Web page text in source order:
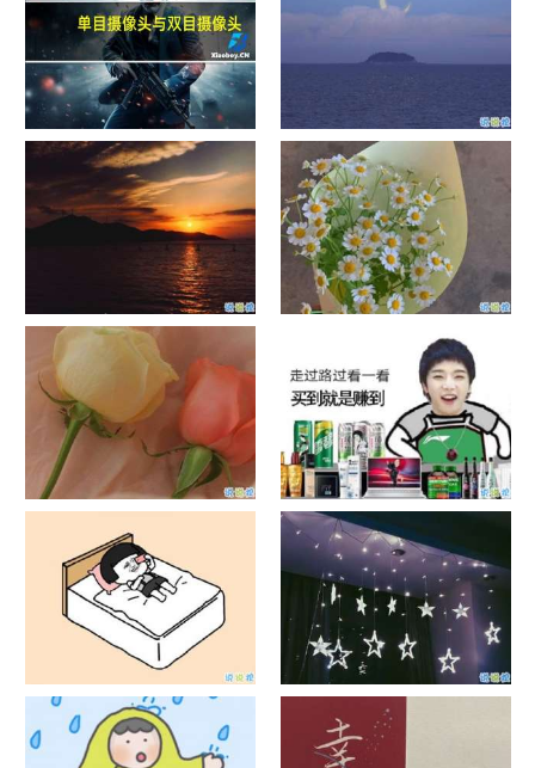
单目摄像头与双目摄像头
晚安励志语录带图片 晚安心语
励志鸡汤
日出文案温柔句子 看日出的微
信说说配图
晒风景照的唯美说说配图 适合
发风景的朋友圈文案
官宣恋爱的说说配图 官宣句子
抖音摆地摊文案 摆地摊的搞笑
说说带图片
谐音梗土味情话大全带图片 油
腻搞笑的土味情话
很酷的霸气句子带图片 最新霸
气说说高冷范